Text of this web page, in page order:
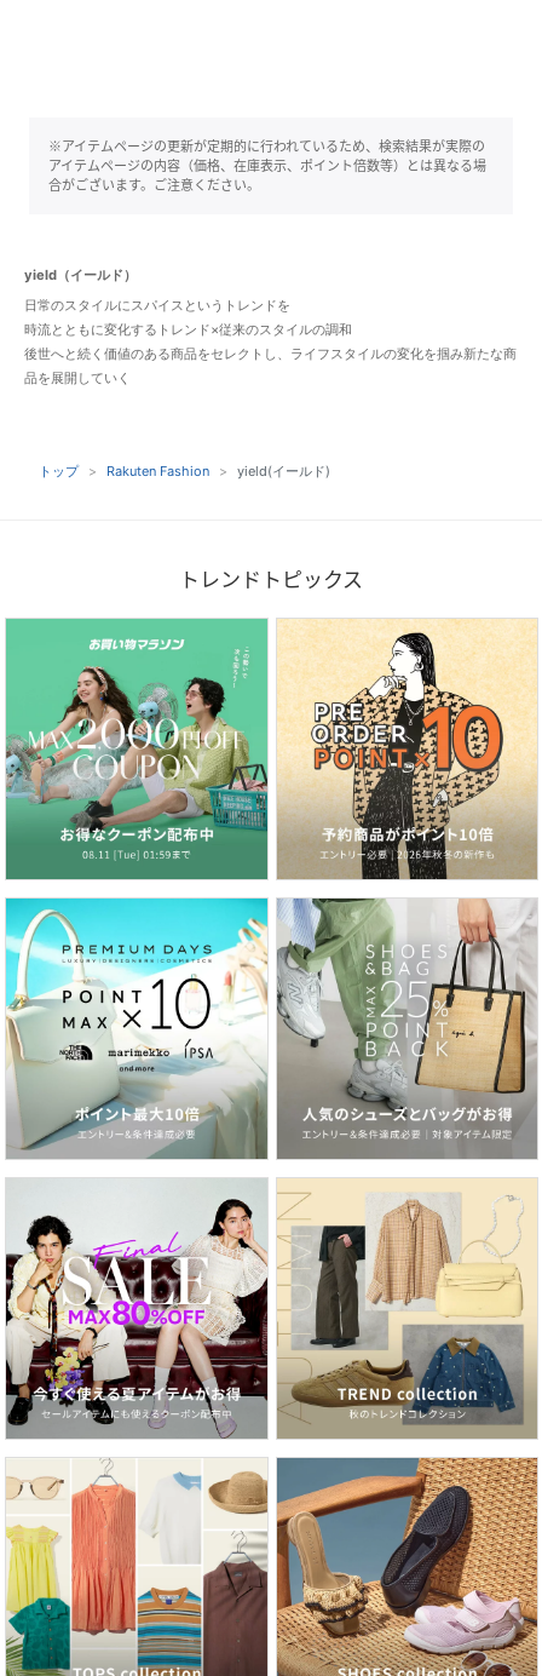
※アイテムページの更新が定期的に行われているため、検索結果が実際の
アイテムページの内容（価格、在庫表示、ポイント倍数等）とは異なる場
合がございます。ご注意ください。
yield（イールド）
日常のスタイルにスパイスというトレンドを
時流とともに変化するトレンド×従来のスタイルの調和
後世へと続く価値のある商品をセレクトし、ライフスタイルの変化を掴み新たな商
品を展開していく
トップ Rakuten Fashion yield(イールド)
トレンドトピックス